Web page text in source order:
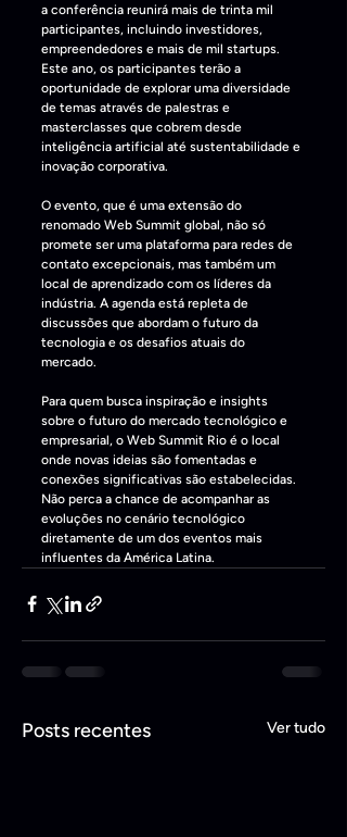
a conferência reunirá mais de trinta mil
participantes, incluindo investidores,
empreendedores e mais de mil startups.
Este ano, os participantes terão a
oportunidade de explorar uma diversidade
de temas através de palestras e
masterclasses que cobrem desde
inteligência artificial até sustentabilidade e
inovação corporativa.
O evento, que é uma extensão do
renomado Web Summit global, não só
promete ser uma plataforma para redes de
contato excepcionais, mas também um
local de aprendizado com os líderes da
indústria. A agenda está repleta de
discussões que abordam o futuro da
tecnologia e os desafios atuais do
mercado.
Para quem busca inspiração e insights
sobre o futuro do mercado tecnológico e
empresarial, o Web Summit Rio é o local
onde novas ideias são fomentadas e
conexões significativas são estabelecidas.
Não perca a chance de acompanhar as
evoluções no cenário tecnológico
diretamente de um dos eventos mais
influentes da América Latina.
Posts recentes Ver tudo